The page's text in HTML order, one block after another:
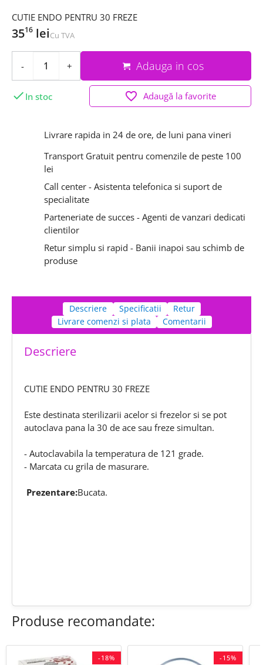
CUTIE ENDO PENTRU 30 FREZE
3516 leiCu TVA
- + Adauga in cos
 In stoc favorite_border Adaugă la favorite
Livrare rapida in 24 de ore, de luni pana vineri
Transport Gratuit pentru comenzile de peste 100
lei
Call center - Asistenta telefonica si suport de
specialitate
Parteneriate de succes - Agenti de vanzari dedicati
clientilor
Retur simplu si rapid - Banii inapoi sau schimb de
produse
Descriere Specificatii
Retur
Livrare comenzi si plata
Comentarii
Descriere
CUTIE ENDO PENTRU 30 FREZE
Este destinata sterilizarii acelor si frezelor si se pot
autoclava pana la 30 de ace sau freze simultan.
- Autoclavabila la temperatura de 121 grade.
- Marcata cu grila de masurare.
Prezentare:Bucata.
Produse recomandate:
-18% -15%